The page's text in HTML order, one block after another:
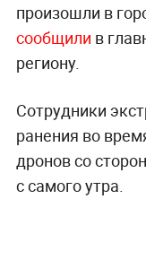
произошли в
сообщили в
региону.
Сотрудники
ранения во
дронов со
с самого утра.